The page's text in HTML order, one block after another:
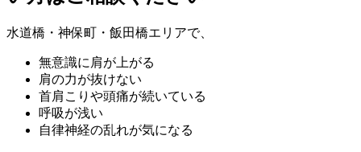
水道橋・神保町・飯田橋エリアで、
無意識に肩が上がる
肩の力が抜けない
首肩こりや頭痛が続いている
呼吸が浅い
自律神経の乱れが気になる